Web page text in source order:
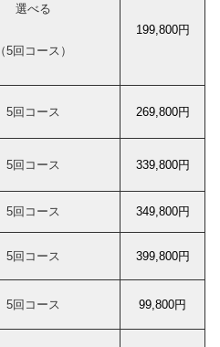
選べる
（5回コース）
199,800円
5回コース 269,800円
5回コース 339,800円
5回コース 349,800円
5回コース 399,800円
5回コース 99,800円